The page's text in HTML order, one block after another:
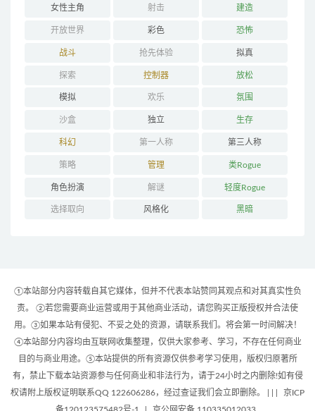
女性主角 射击 建造
开放世界 彩色 恐怖
战斗 抢先体验 拟真
探索 控制器 放松
模拟 欢乐 氛围
沙盒 独立 生存
科幻 第一人称 第三人称
策略 管理 类Rogue
角色扮演 解谜 轻度Rogue
选择取向 风格化 黑暗
①本站部分内容转载自其它媒体，但并不代表本站赞同其观点和对其真实性负
责。 ②若您需要商业运营或用于其他商业活动，请您购买正版授权并合法使
用。③如果本站有侵犯、不妥之处的资源，请联系我们。将会第一时间解决！
④本站部分内容均由互联网收集整理，仅供大家参考、学习，不存在任何商业
目的与商业用途。⑤本站提供的所有资源仅供参考学习使用，版权归原著所
有，禁止下载本站资源参与任何商业和非法行为，请于24小时之内删除!如有侵
权请附上版权证明联系QQ 122606286，经过查证我们会立即删除。 | |
京ICP